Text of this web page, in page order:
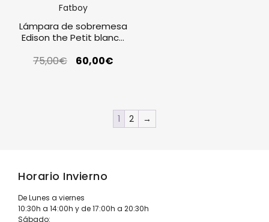
Lámpara de sobremesa
Edison the Petit blanco
75,00€ 60,00€
1 2 →
Horario Invierno
De Lunes a viernes
10:30h a 14:00h y de 17:00h a 20:30h
Sábado: